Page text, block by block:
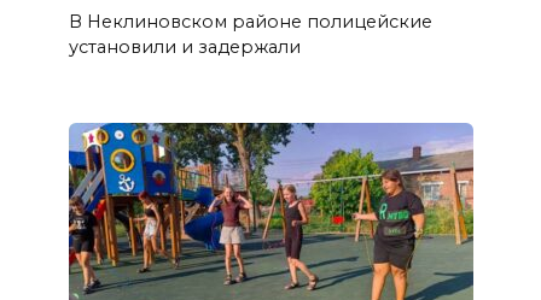
В Неклиновском районе полицейские
установили и задержали